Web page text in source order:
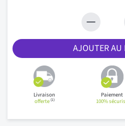
AJOUTER AU
Livraison
offerte(1)
Paiement
100%